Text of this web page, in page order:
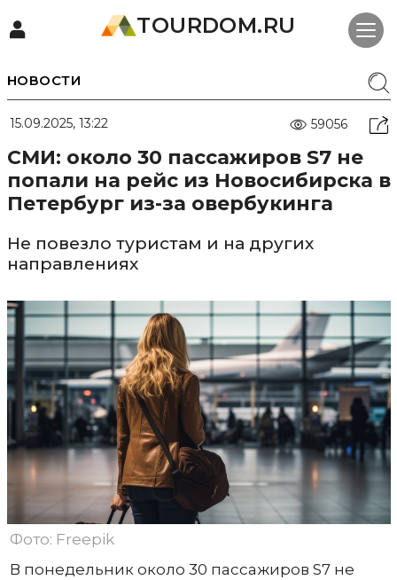
TOURDOM.RU
НОВОСТИ
15.09.2025, 13:22 59056
СМИ: около 30 пассажиров S7 не
попали на рейс из Новосибирска в
Петербург из-за овербукинга
Не повезло туристам и на других
направлениях
Фото: Freepik
В понедельник около 30 пассажиров S7 не